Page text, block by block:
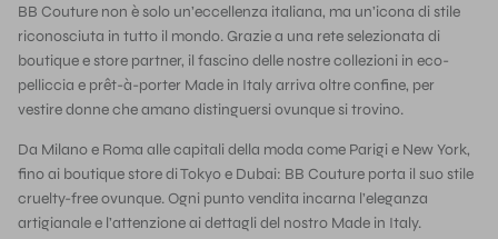
BB Couture non è solo un’eccellenza italiana, ma un’icona di stile
riconosciuta in tutto il mondo. Grazie a una rete selezionata di
boutique e store partner, il fascino delle nostre collezioni in eco-
pelliccia e prêt-à-porter Made in Italy arriva oltre confine, per
vestire donne che amano distinguersi ovunque si trovino.
Da Milano e Roma alle capitali della moda come Parigi e New York,
fino ai boutique store di Tokyo e Dubai: BB Couture porta il suo stile
cruelty-free ovunque. Ogni punto vendita incarna l’eleganza
artigianale e l’attenzione ai dettagli del nostro Made in Italy.